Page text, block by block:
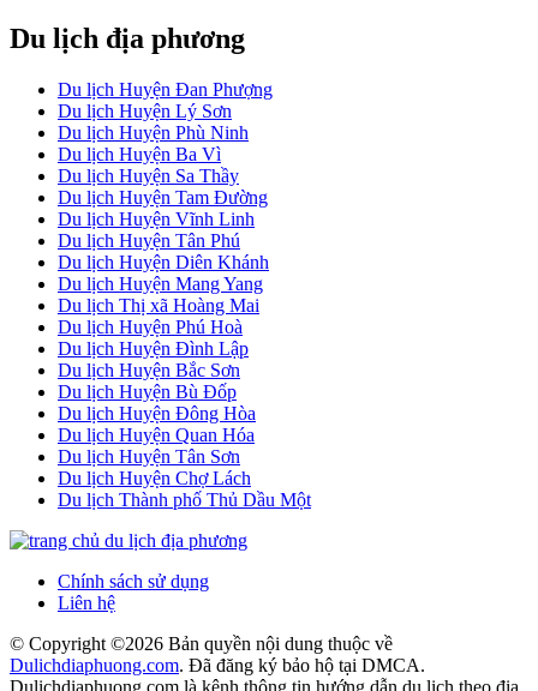
Du lịch địa phương
Du lịch Huyện Đan Phượng
Du lịch Huyện Lý Sơn
Du lịch Huyện Phù Ninh
Du lịch Huyện Ba Vì
Du lịch Huyện Sa Thầy
Du lịch Huyện Tam Đường
Du lịch Huyện Vĩnh Linh
Du lịch Huyện Tân Phú
Du lịch Huyện Diên Khánh
Du lịch Huyện Mang Yang
Du lịch Thị xã Hoàng Mai
Du lịch Huyện Phú Hoà
Du lịch Huyện Đình Lập
Du lịch Huyện Bắc Sơn
Du lịch Huyện Bù Đốp
Du lịch Huyện Đông Hòa
Du lịch Huyện Quan Hóa
Du lịch Huyện Tân Sơn
Du lịch Huyện Chợ Lách
Du lịch Thành phố Thủ Dầu Một
Chính sách sử dụng
Liên hệ
© Copyright ©2026 Bản quyền nội dung thuộc về
Dulichdiaphuong.com. Đã đăng ký bảo hộ tại DMCA.
Dulichdiaphuong.com là kênh thông tin hướng dẫn du lịch theo địa